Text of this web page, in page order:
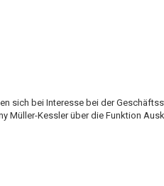
sich bei Interesse bei der
Müller-Kessler über die Funktion